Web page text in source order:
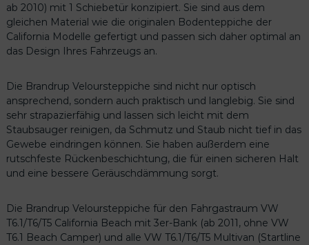
ab 2010) mit 1 Schiebetür konzipiert. Sie sind aus dem
gleichen Material wie die originalen Bodenteppiche der
California Modelle gefertigt und passen sich daher optimal an
das Design Ihres Fahrzeugs an.
Die Brandrup Veloursteppiche sind nicht nur optisch
ansprechend, sondern auch praktisch und langlebig. Sie sind
sehr strapazierfähig und lassen sich leicht mit dem
Staubsauger reinigen, da Schmutz und Staub nicht tief in das
Gewebe eindringen können. Sie haben außerdem eine
rutschfeste Rückenbeschichtung, die für einen sicheren Halt
und eine bessere Geräuschdämmung sorgt.
Die Brandrup Veloursteppiche für den Fahrgastraum VW
T6.1/T6/T5 California Beach mit 3er-Bank (ab 2011, ohne VW
T6.1 Beach Camper) und alle VW T6.1/T6/T5 Multivan (Startline